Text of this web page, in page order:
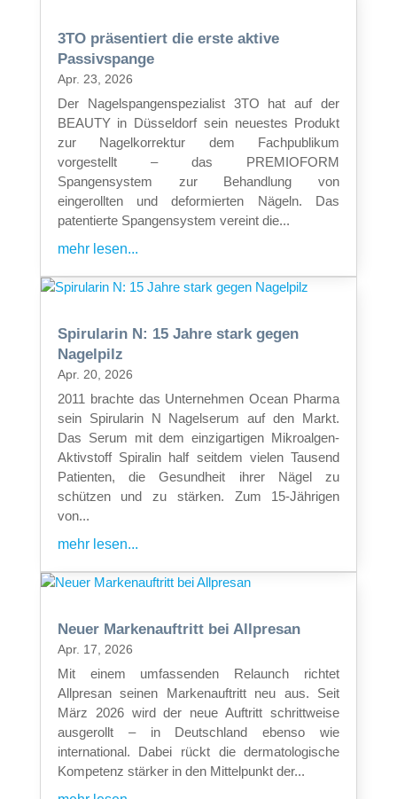
3TO präsentiert die erste aktive
Passivspange
Apr. 23, 2026
Der Nagelspangenspezialist 3TO hat auf der
BEAUTY in Düsseldorf sein neuestes Produkt
zur Nagelkorrektur dem Fachpublikum
vorgestellt – das PREMIOFORM
Spangensystem zur Behandlung von
eingerollten und deformierten Nägeln. Das
patentierte Spangensystem vereint die...
mehr lesen...
Spirularin N: 15 Jahre stark gegen
Nagelpilz
Apr. 20, 2026
2011 brachte das Unternehmen Ocean Pharma
sein Spirularin N Nagelserum auf den Markt.
Das Serum mit dem einzigartigen Mikroalgen-
Aktivstoff Spiralin half seitdem vielen Tausend
Patienten, die Gesundheit ihrer Nägel zu
schützen und zu stärken. Zum 15-Jährigen
von...
mehr lesen...
Neuer Markenauftritt bei Allpresan
Apr. 17, 2026
Mit einem umfassenden Relaunch richtet
Allpresan seinen Markenauftritt neu aus. Seit
März 2026 wird der neue Auftritt schrittweise
ausgerollt – in Deutschland ebenso wie
international. Dabei rückt die dermatologische
Kompetenz stärker in den Mittelpunkt der...